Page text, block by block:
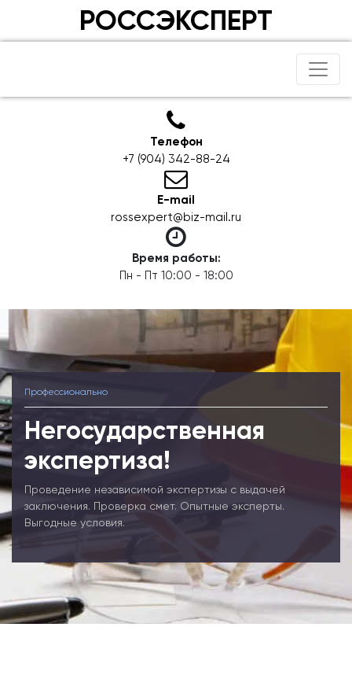
РОССЭКСПЕРТ
Телефон
+7 (904) 342-88-24
E-mail
rossexpert@biz-mail.ru
Время работы:
Пн - Пт 10:00 - 18:00
Профессионально
Негосударственная
экспертиза!
Проведение независимой экспертизы с выдачей
заключения. Проверка смет. Опытные эксперты.
Выгодные условия.